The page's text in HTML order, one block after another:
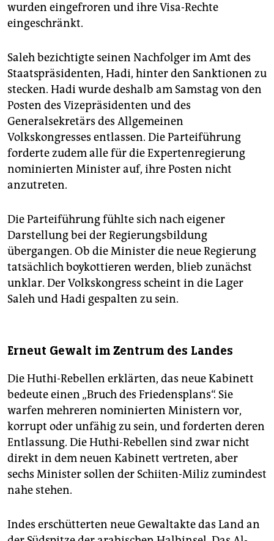
wurden eingefroren und ihre Visa-Rechte
eingeschränkt.
Saleh bezichtigte seinen Nachfolger im Amt des
Staatspräsidenten, Hadi, hinter den Sanktionen zu
stecken. Hadi wurde deshalb am Samstag von den
Posten des Vizepräsidenten und des
Generalsekretärs des Allgemeinen
Volkskongresses entlassen. Die Parteiführung
forderte zudem alle für die Expertenregierung
nominierten Minister auf, ihre Posten nicht
anzutreten.
Die Parteiführung fühlte sich nach eigener
Darstellung bei der Regierungsbildung
übergangen. Ob die Minister die neue Regierung
tatsächlich boykottieren werden, blieb zunächst
unklar. Der Volkskongress scheint in die Lager
Saleh und Hadi gespalten zu sein.
Erneut Gewalt im Zentrum des Landes
Die Huthi-Rebellen erklärten, das neue Kabinett
bedeute einen „Bruch des Friedensplans“. Sie
warfen mehreren nominierten Ministern vor,
korrupt oder unfähig zu sein, und forderten deren
Entlassung. Die Huthi-Rebellen sind zwar nicht
direkt in dem neuen Kabinett vertreten, aber
sechs Minister sollen der Schiiten-Miliz zumindest
nahe stehen.
Indes erschütterten neue Gewaltakte das Land an